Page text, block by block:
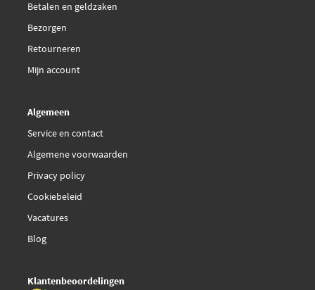
Betalen en geldzaken
Bezorgen
Retourneren
Mijn account
Algemeen
Service en contact
Algemene voorwaarden
Privacy policy
Cookiebeleid
Vacatures
Blog
Klantenbeoordelingen